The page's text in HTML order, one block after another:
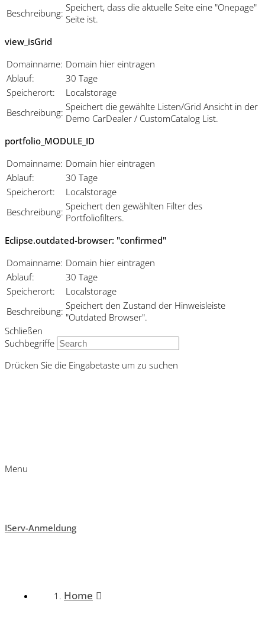
Beschreibung: Speichert, dass die aktuelle Seite eine "Onepage"
Seite ist.
view_isGrid
Domainname: Domain hier eintragen
Ablauf:
30 Tage
Speicherort:
Localstorage
Beschreibung: Speichert die gewählte Listen/Grid Ansicht in der
Demo CarDealer / CustomCatalog List.
portfolio_MODULE_ID
Domainname: Domain hier eintragen
Ablauf:
30 Tage
Speicherort:
Localstorage
Beschreibung: Speichert den gewählten Filter des
Portfoliofilters.
Eclipse.outdated-browser: "confirmed"
Domainname: Domain hier eintragen
Ablauf:
30 Tage
Speicherort:
Localstorage
Beschreibung: Speichert den Zustand der Hinweisleiste
"Outdated Browser".
Schließen
Suchbegriffe
Drücken Sie die Eingabetaste um zu suchen
Menu
IServ-Anmeldung
Home